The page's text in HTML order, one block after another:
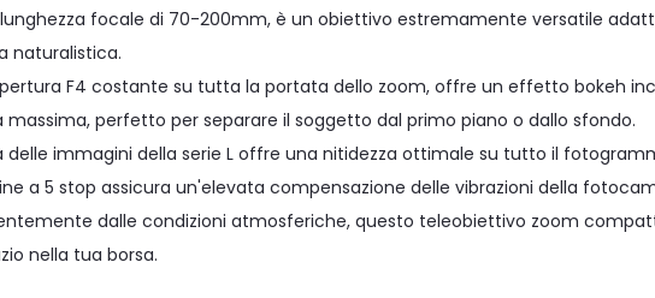
focale di 70-200mm, è un obiettivo estremamente versatile
naturalistica.
F4 costante su tutta la portata dello zoom, offre un effetto bokeh
massima, perfetto per separare il soggetto dal primo piano o dallo sfondo.
delle immagini della serie L offre una nitidezza ottimale su tutto il
a 5 stop assicura un'elevata compensazione delle vibrazioni della
dalle condizioni atmosferiche, questo teleobiettivo zoom
nella tua borsa.